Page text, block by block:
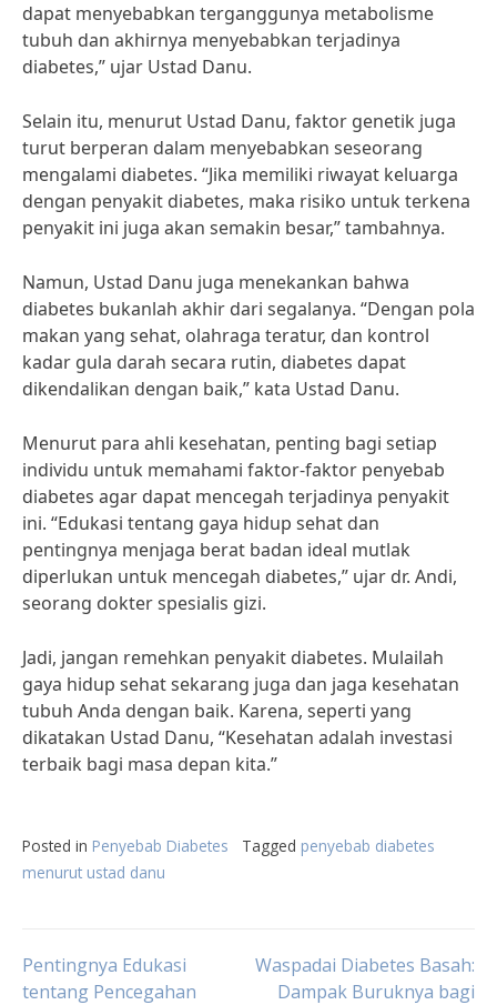
dapat menyebabkan terganggunya metabolisme
tubuh dan akhirnya menyebabkan terjadinya
diabetes,” ujar Ustad Danu.
Selain itu, menurut Ustad Danu, faktor genetik juga
turut berperan dalam menyebabkan seseorang
mengalami diabetes. “Jika memiliki riwayat keluarga
dengan penyakit diabetes, maka risiko untuk terkena
penyakit ini juga akan semakin besar,” tambahnya.
Namun, Ustad Danu juga menekankan bahwa
diabetes bukanlah akhir dari segalanya. “Dengan pola
makan yang sehat, olahraga teratur, dan kontrol
kadar gula darah secara rutin, diabetes dapat
dikendalikan dengan baik,” kata Ustad Danu.
Menurut para ahli kesehatan, penting bagi setiap
individu untuk memahami faktor-faktor penyebab
diabetes agar dapat mencegah terjadinya penyakit
ini. “Edukasi tentang gaya hidup sehat dan
pentingnya menjaga berat badan ideal mutlak
diperlukan untuk mencegah diabetes,” ujar dr. Andi,
seorang dokter spesialis gizi.
Jadi, jangan remehkan penyakit diabetes. Mulailah
gaya hidup sehat sekarang juga dan jaga kesehatan
tubuh Anda dengan baik. Karena, seperti yang
dikatakan Ustad Danu, “Kesehatan adalah investasi
terbaik bagi masa depan kita.”
Posted in Penyebab Diabetes Tagged penyebab diabetes
menurut ustad danu
Post
Pentingnya Edukasi
tentang Pencegahan
Waspadai Diabetes Basah:
Dampak Buruknya bagi